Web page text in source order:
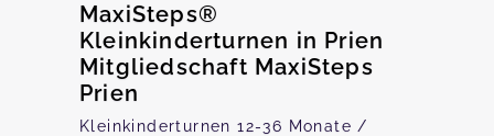
MaxiSteps®
Kleinkinderturnen in Prien
Mitgliedschaft MaxiSteps
Prien
Kleinkinderturnen 12-36 Monate /